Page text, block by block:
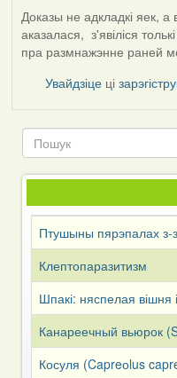
Kitel
(госць)
Доказы не адкладкі яек, а
аказалася, з'явіліся
пра размнажэнне раней
Увайдзіце ці
Птушыны пярэпалах з-
Клептопаразитизм
Шпакі: няспелая вішня
Канареечный вьюрок
Косуля (Capreоlus